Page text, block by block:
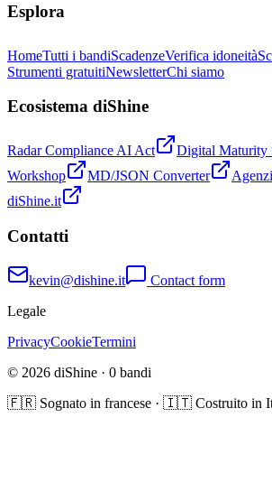
Esplora
HomeTutti i bandiScadenzeVerifica idoneità
Strumenti gratuitiNewsletterChi siamo
Ecosistema diShine
Radar Compliance AI Act Digital Maturity
Workshop
MD/JSON Converter
diShine.it
Contatti
kevin@dishine.it
Contact form
Legale
PrivacyCookieTermini
© 2026 diShine · 0 bandi
🇫🇷 Sognato in francese · 🇮🇹 Costruito in